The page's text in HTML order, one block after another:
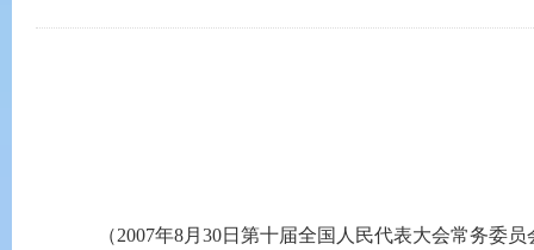
（2007年8月30日第十届全国人民代表大会常务委员